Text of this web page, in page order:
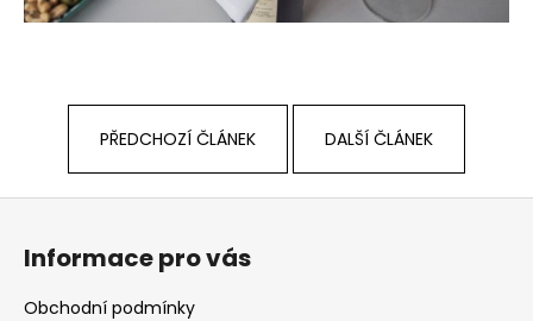
PŘEDCHOZÍ ČLÁNEK DALŠÍ ČLÁNEK
Z
Informace pro vás
Obchodní podmínky